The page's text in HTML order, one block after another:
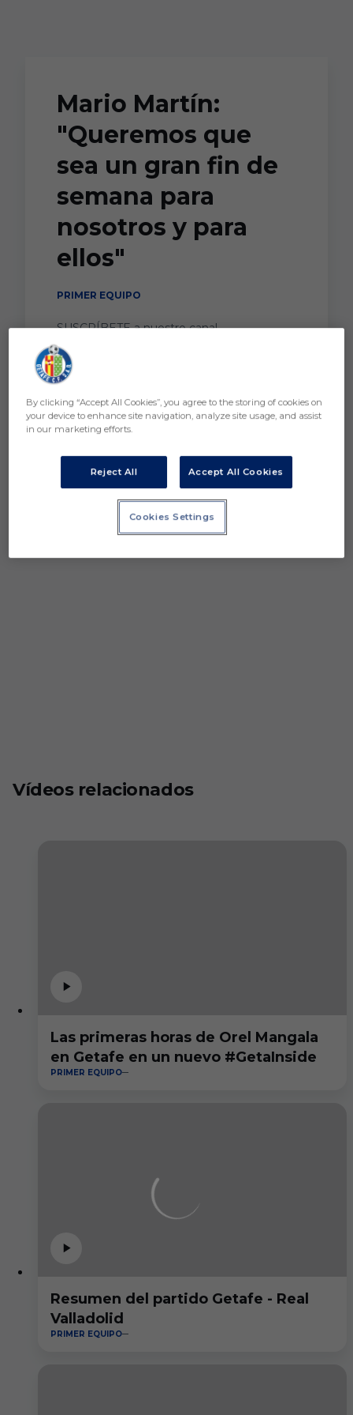
Mario Martín:
"Queremos que
sea un gran fin de
semana para
nosotros y para
ellos"
PRIMER EQUIPO
SUSCRÍBETE a nuestro canal
https://www.youtube.com/@GetafeCFmedia
VISITA nuestra web
http://www.getafecf.com SÍGUENOS en
https://www.facebook.com/GetafeCF
Twitter: https://twitter.com/GetafeCF
Vídeos relacionados
Las primeras horas de Orel Mangala
en Getafe en un nuevo #GetaInside
PRIMER EQUIPO
Resumen del partido Getafe - Real
Valladolid
PRIMER EQUIPO
By clicking “Accept All Cookies”, you agree to the storing of cookies on
your device to enhance site navigation, analyze site usage, and assist
in our marketing efforts.
Reject All Accept All Cookies
Cookies Settings